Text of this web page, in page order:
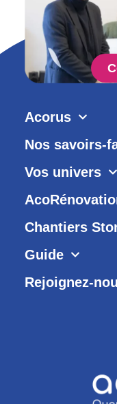
Acorus
Nos savoirs-
Vos univers
Chantiers
Guide
Rejoignez-